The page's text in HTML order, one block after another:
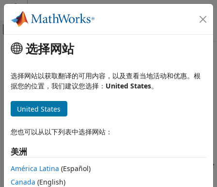
跳到内容
画布外导航菜单切换
文档主页
代码验证
审查和报告结果
编码标准
MISRA C++:2008 Rule 2-10-3
主要内容
本页采用了机器翻译。点击此处可查看最新英文版本。
MISRA C++:2008 Rule 2-10-3
A typedef name (including qualification, if any) shall be a
unique identifier
全页展开
描述
A typedef name (including qualification, if any) shall be a unique
1
选择网站
选择网站以获取翻译的可用内容，以及查看当地活动和优惠。根
据您的位置，我们建议您选择： United States。
United States
您也可以从以下列表中选择网站：
美洲
América Latina (Español)
Canada (English)